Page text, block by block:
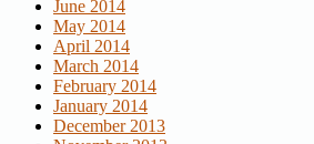
June 2014
May 2014
April 2014
March 2014
February 2014
January 2014
December 2013